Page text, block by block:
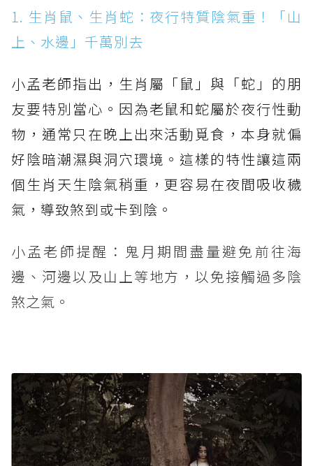
1. 生肖鼠、生肖蛇：夜行特質陰氣重！「山
上、水邊」千萬別去
小孟老師指出，生肖屬「鼠」與「蛇」的朋
友要特別當心。因為老鼠和蛇屬於夜行性動
物，通常只在晚上出來活動覓食，本身就偏
好陰暗潮濕與洞穴環境。這樣的特性讓這兩
個生肖天生陰氣稍重，更容易在夜間吸收穢
氣，導致煞到或卡到陰。
小孟老師提醒：鬼月期間盡量避免前往海
邊、河邊以及山上等地方，以免接觸過多陰
煞之氣。